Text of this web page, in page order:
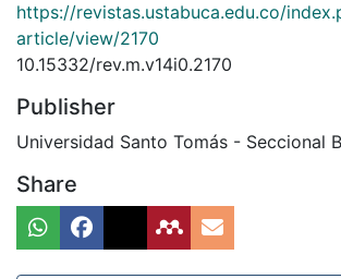
https://revistas.ustabuca.edu.co/
article/view/2170
10.15332/rev.m.v14i0.2170
Publisher
Universidad Santo Tomás - Seccional
Share